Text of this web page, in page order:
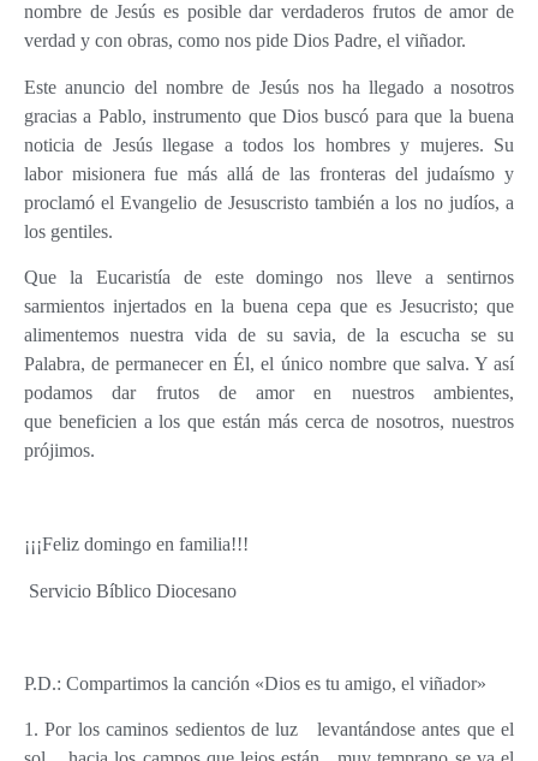
nombre de Jesús es posible dar verdaderos frutos de amor de
verdad y con obras, como nos pide Dios Padre, el viñador.
Este anuncio del nombre de Jesús nos ha llegado a nosotros
gracias a Pablo, instrumento que Dios buscó para que la buena
noticia de Jesús llegase a todos los hombres y mujeres. Su
labor misionera fue más allá de las fronteras del judaísmo y
proclamó el Evangelio de Jesuscristo también a los no judíos, a
los gentiles.
Que la Eucaristía de este domingo nos lleve a sentirnos
sarmientos injertados en la buena cepa que es Jesucristo; que
alimentemos nuestra vida de su savia, de la escucha se su
Palabra, de permanecer en Él, el único nombre que salva. Y así
podamos dar frutos de amor en nuestros ambientes,
que beneficien a los que están más cerca de nosotros, nuestros
prójimos.
¡¡¡Feliz domingo en familia!!!
Servicio Bíblico Diocesano
P.D.: Compartimos la canción «Dios es tu amigo, el viñador»
1. Por los caminos sedientos de luz levantándose antes que el